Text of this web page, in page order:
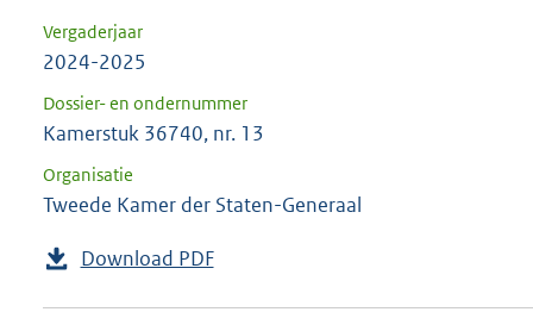
Vergaderjaar
2024-2025
Dossier- en ondernummer
Kamerstuk 36740, nr. 13
Organisatie
Tweede Kamer der Staten-Generaal
Download PDF